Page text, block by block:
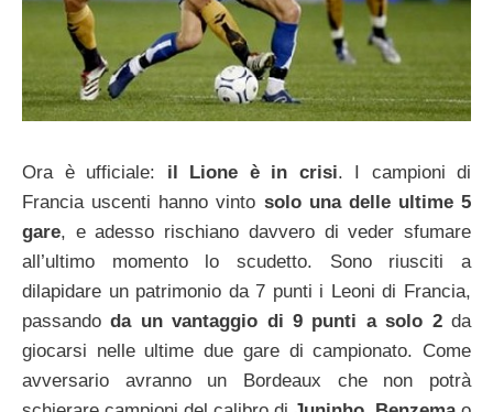
Ora è ufficiale: il Lione è in crisi. I campioni di
Francia uscenti hanno vinto solo una delle ultime 5
gare, e adesso rischiano davvero di veder sfumare
all’ultimo momento lo scudetto. Sono riusciti a
dilapidare un patrimonio da 7 punti i Leoni di Francia,
passandoda un vantaggio di 9 punti a solo 2da
giocarsi nelle ultime due gare di campionato. Come
avversario avranno un Bordeaux che non potrà